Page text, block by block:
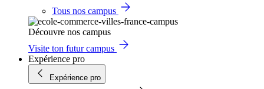
Tous nos campus
Découvre nos campus
Visite ton futur campus
Expérience pro
Expérience pro